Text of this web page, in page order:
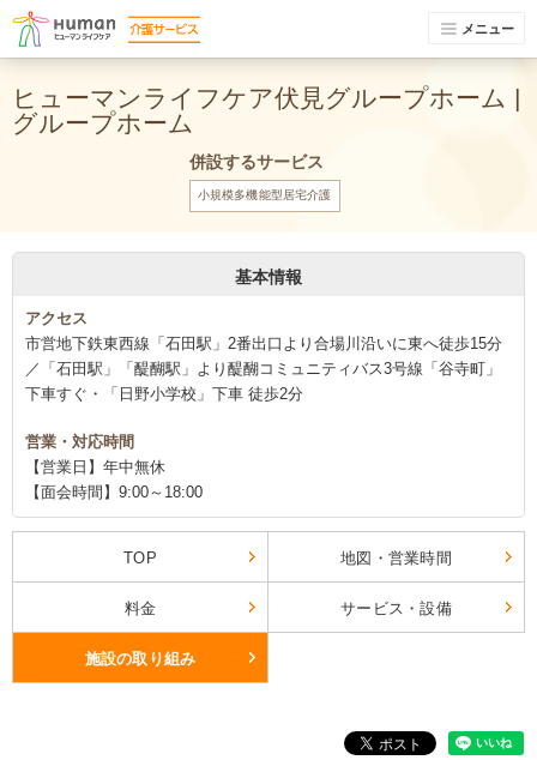
メニュー
ヒューマンライフケア伏見グループホーム |
グループホーム
併設するサービス
小規模多機能型居宅介護
基本情報
アクセス
市営地下鉄東西線「石田駅」2番出口より合場川沿いに東へ徒歩15分
／「石田駅」「醍醐駅」より醍醐コミュニティバス3号線「谷寺町」
下車すぐ・「日野小学校」下車 徒歩2分
営業・対応時間
【営業日】年中無休
【面会時間】9:00～18:00
TOP 地図・営業時間
料金 サービス・設備
施設の取り組み